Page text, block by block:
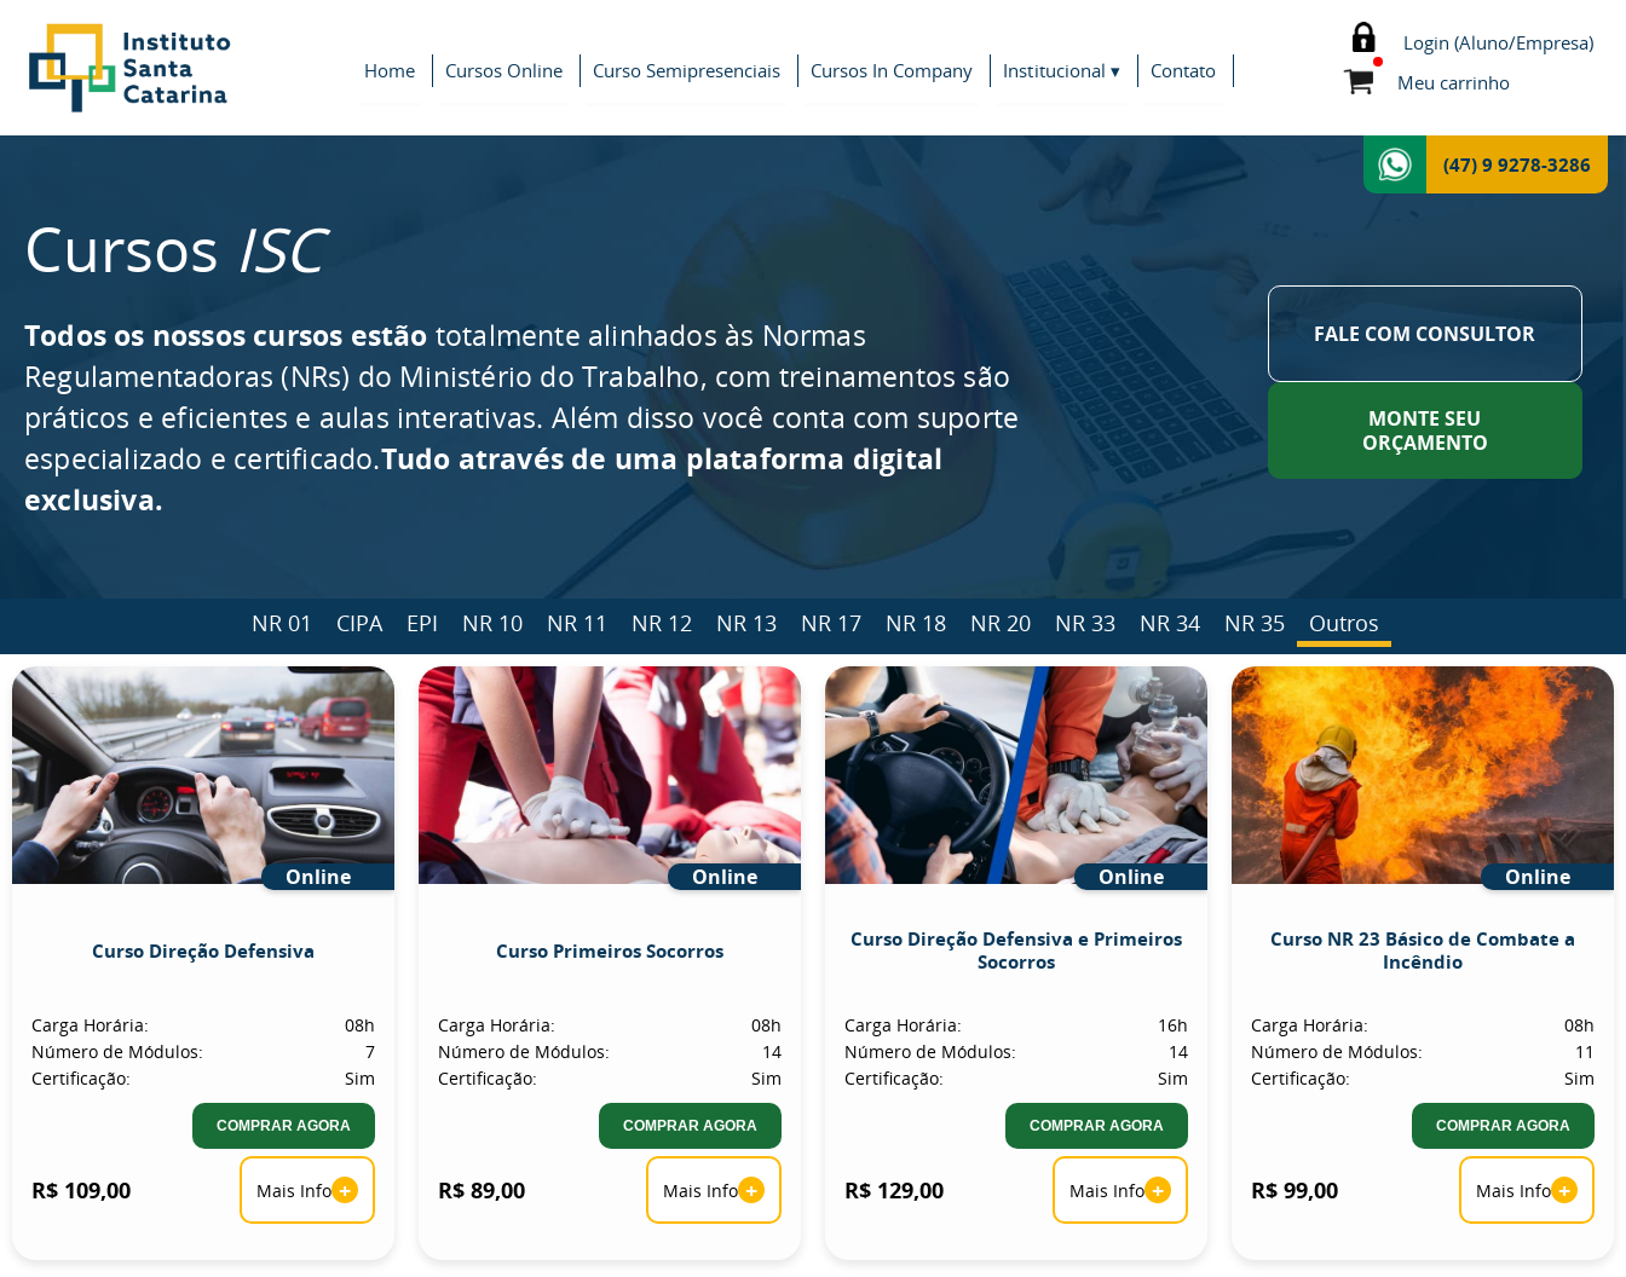
Home Cursos Online Curso Semipresenciais Cursos In Company Institucional ▾ Contato
Login (Aluno/Empresa)
Meu carrinho
(47) 9 9278-3286
Cursos ISC
Todos os nossos cursos estão totalmente alinhados às Normas
Regulamentadoras (NRs) do Ministério do Trabalho, com treinamentos são
práticos e eficientes e aulas interativas. Além disso você conta com suporte
especializado e certificado.Tudo através de uma plataforma digital
exclusiva.
FALE COM CONSULTOR
MONTE SEU
ORÇAMENTO
NR 01 CIPA EPI NR 10 NR 11 NR 12 NR 13 NR 17 NR 18 NR 20 NR 33 NR 34 NR 35 Outros
Online
Curso Direção Defensiva
Carga Horária:
08h
Número de Módulos:
7
Certificação:
Sim
COMPRAR AGORA
R$ 109,00 Mais Info +
Online
Curso Primeiros Socorros
Carga Horária:
08h
Número de Módulos:
14
Certificação:
Sim
COMPRAR AGORA
R$ 89,00 Mais Info +
Online
Curso Direção Defensiva e Primeiros
Socorros
Carga Horária:
16h
Número de Módulos:
14
Certificação:
Sim
COMPRAR AGORA
R$ 129,00 Mais Info +
Online
Curso NR 23 Básico de Combate a
Incêndio
Carga Horária:
08h
Número de Módulos:
11
Certificação:
Sim
COMPRAR AGORA
R$ 99,00 Mais Info +